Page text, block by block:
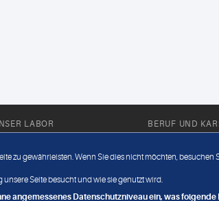
LABOR BERUF UND
Jobangebote
zu gewährleisten. Wenn Sie dies nicht möchten, besuchen
Seite besucht und wie sie genutzt wird.
angemessenes Datenschutzniveau ein, was